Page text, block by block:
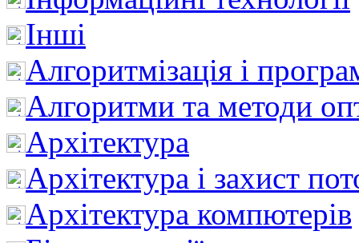
Інші
Алгоритмізація і
Алгоритми та методи
Архітектура
Архітектура і захист
Архітектура компютерів